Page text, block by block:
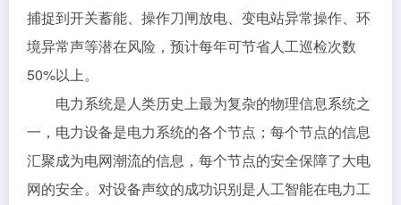
捕捉到开关蓄能、操作刀闸放电、变电站异常操作、环
境异常声等潜在风险，预计每年可节省人工巡检次数
50%以上。
电力系统是人类历史上最为复杂的物理信息系统之
一，电力设备是电力系统的各个节点；每个节点的信息
汇聚成为电网潮流的信息，每个节点的安全保障了大电
网的安全。对设备声纹的成功识别是人工智能在电力工